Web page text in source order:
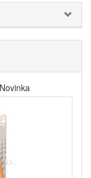
Novinka